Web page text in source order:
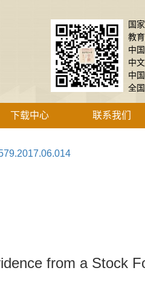
国
教
中
中
中
全
下载中心 联系我们
from a Stock